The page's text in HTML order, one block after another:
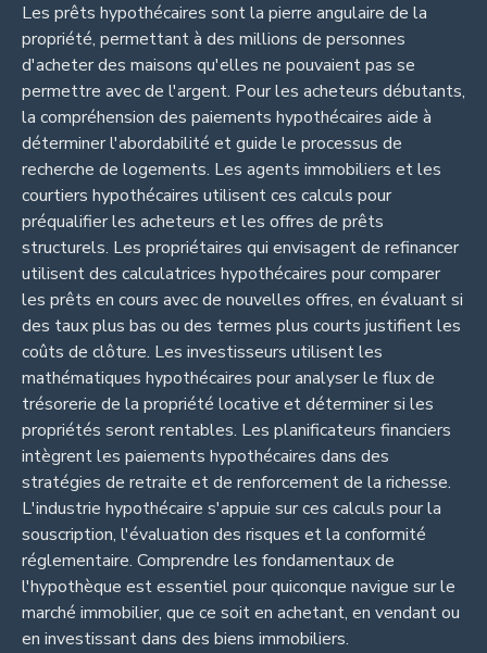
Les prêts hypothécaires sont la pierre angulaire de la
propriété, permettant à des millions de personnes
d'acheter des maisons qu'elles ne pouvaient pas se
permettre avec de l'argent. Pour les acheteurs débutants,
la compréhension des paiements hypothécaires aide à
déterminer l'abordabilité et guide le processus de
recherche de logements. Les agents immobiliers et les
courtiers hypothécaires utilisent ces calculs pour
préqualifier les acheteurs et les offres de prêts
structurels. Les propriétaires qui envisagent de refinancer
utilisent des calculatrices hypothécaires pour comparer
les prêts en cours avec de nouvelles offres, en évaluant si
des taux plus bas ou des termes plus courts justifient les
coûts de clôture. Les investisseurs utilisent les
mathématiques hypothécaires pour analyser le flux de
trésorerie de la propriété locative et déterminer si les
propriétés seront rentables. Les planificateurs financiers
intègrent les paiements hypothécaires dans des
stratégies de retraite et de renforcement de la richesse.
L'industrie hypothécaire s'appuie sur ces calculs pour la
souscription, l'évaluation des risques et la conformité
réglementaire. Comprendre les fondamentaux de
l'hypothèque est essentiel pour quiconque navigue sur le
marché immobilier, que ce soit en achetant, en vendant ou
en investissant dans des biens immobiliers.